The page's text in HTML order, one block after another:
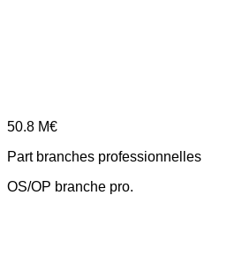
50.8 M€
Part branches professionnelles
OS/OP branche pro.